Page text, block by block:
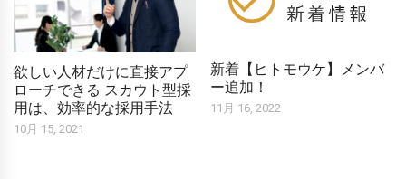
欲しい人材だけに直接アプ
ローチできる スカウト型採
用は、効率的な採用手法
10月 15, 2021
新着【ヒトモウケ】メンバ
ー追加！
11月 16, 2022